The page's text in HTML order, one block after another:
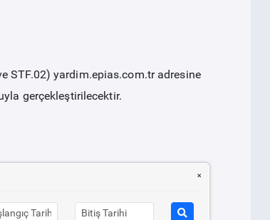
STF.02) yardim.epias.com.tr adresine
gerçekleştirilecektir.